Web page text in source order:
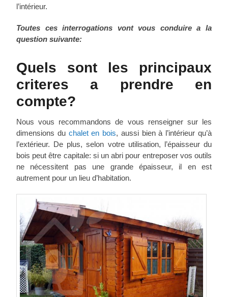
l’intérieur.
Toutes ces interrogations vont vous conduire a la
question suivante:
Quels sont les principaux
criteres a prendre en
compte?
Nous vous recommandons de vous renseigner sur les
dimensions du chalet en bois, aussi bien à l’intérieur qu’à
l’extérieur. De plus, selon votre utilisation, l’épaisseur du
bois peut être capitale: si un abri pour entreposer vos outils
ne nécessitent pas une grande épaisseur, il en est
autrement pour un lieu d’habitation.